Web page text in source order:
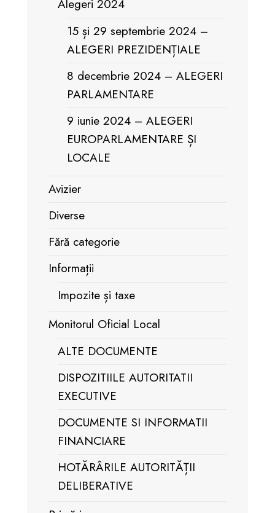
Alegeri 2024
15 și 29 septembrie 2024 –
ALEGERI PREZIDENȚIALE
8 decembrie 2024 – ALEGERI
PARLAMENTARE
9 iunie 2024 – ALEGERI
EUROPARLAMENTARE ȘI
LOCALE
Avizier
Diverse
Fără categorie
Informații
Impozite și taxe
Monitorul Oficial Local
ALTE DOCUMENTE
DISPOZITIILE AUTORITATII
EXECUTIVE
DOCUMENTE SI INFORMATII
FINANCIARE
HOTĂRÂRILE AUTORITĂȚII
DELIBERATIVE